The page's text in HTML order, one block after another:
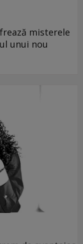
misterele
unui nou